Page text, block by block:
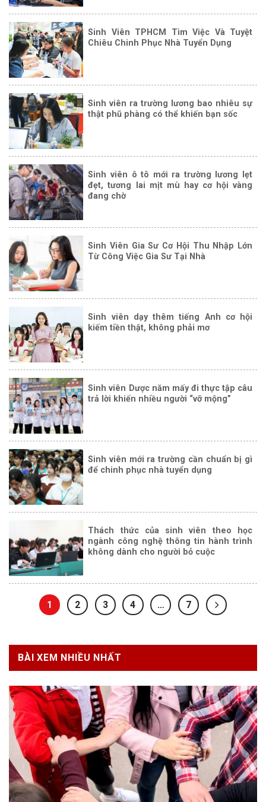
Sinh Viên TPHCM Tìm Việc Và Tuyệt
Chiêu Chinh Phục Nhà Tuyển Dụng
Sinh viên ra trường lương bao nhiêu sự
thật phũ phàng có thể khiến bạn sốc
Sinh viên ô tô mới ra trường lương lẹt
đẹt, tương lai mịt mù hay cơ hội vàng
đang chờ
Sinh Viên Gia Sư Cơ Hội Thu Nhập Lớn
Từ Công Việc Gia Sư Tại Nhà
Sinh viên dạy thêm tiếng Anh cơ hội
kiếm tiền thật, không phải mơ
Sinh viên Dược năm mấy đi thực tập câu
trả lời khiến nhiều người “vỡ mộng”
Sinh viên mới ra trường cần chuẩn bị gì
để chinh phục nhà tuyển dụng
Thách thức của sinh viên theo học
ngành công nghệ thông tin hành trình
không dành cho người bỏ cuộc
1 2 3 4 … 7
BÀI XEM NHIỀU NHẤT